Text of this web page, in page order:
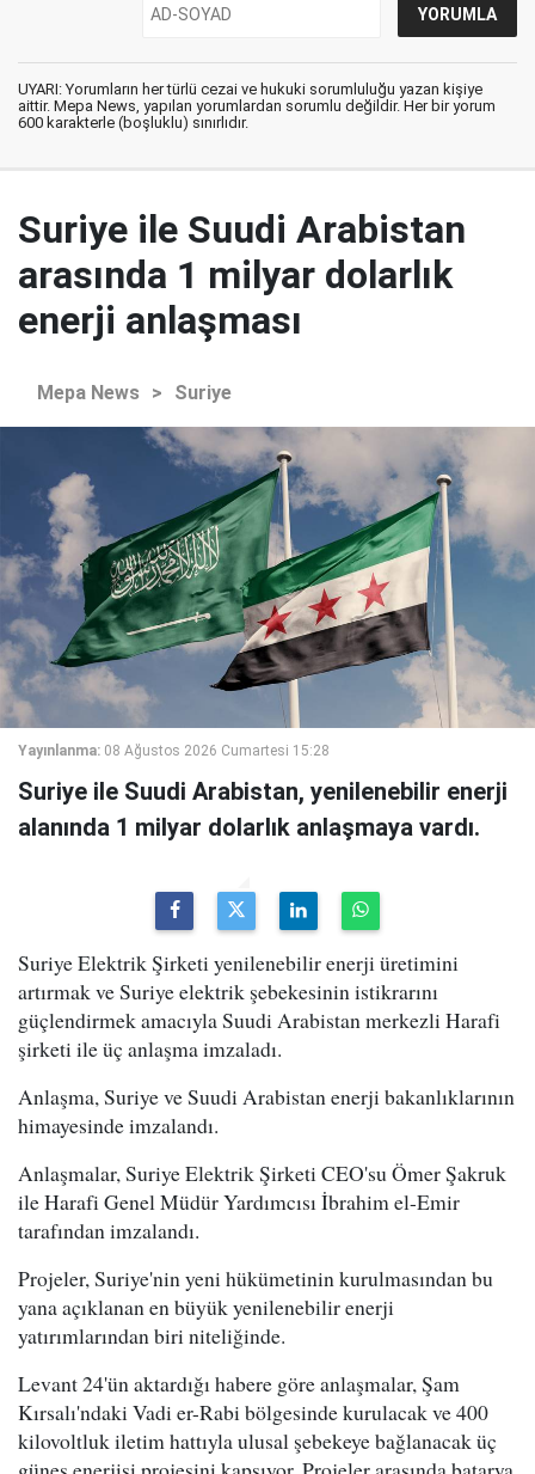
UYARI: Yorumların her türlü cezai ve hukuki sorumluluğu yazan kişiye
aittir. Mepa News, yapılan yorumlardan sorumlu değildir. Her bir yorum
600 karakterle (boşluklu) sınırlıdır.
Suriye ile Suudi Arabistan
arasında 1 milyar dolarlık
enerji anlaşması
Mepa News > Suriye
Yayınlanma: 08 Ağustos 2026 Cumartesi 15:28
Suriye ile Suudi Arabistan, yenilenebilir enerji
alanında 1 milyar dolarlık anlaşmaya vardı.
Suriye Elektrik Şirketi yenilenebilir enerji üretimini
artırmak ve Suriye elektrik şebekesinin istikrarını
güçlendirmek amacıyla Suudi Arabistan merkezli Harafi
şirketi ile üç anlaşma imzaladı.
Anlaşma, Suriye ve Suudi Arabistan enerji bakanlıklarının
himayesinde imzalandı.
Anlaşmalar, Suriye Elektrik Şirketi CEO'su Ömer Şakruk
ile Harafi Genel Müdür Yardımcısı İbrahim el-Emir
tarafından imzalandı.
Projeler, Suriye'nin yeni hükümetinin kurulmasından bu
yana açıklanan en büyük yenilenebilir enerji
yatırımlarından biri niteliğinde.
Levant 24'ün aktardığı habere göre anlaşmalar, Şam
Kırsalı'ndaki Vadi er-Rabi bölgesinde kurulacak ve 400
kilovoltluk iletim hattıyla ulusal şebekeye bağlanacak üç